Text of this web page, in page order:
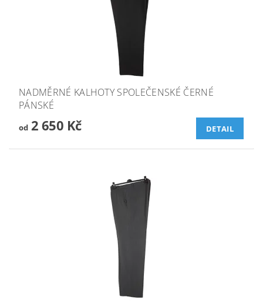
NADMĚRNÉ KALHOTY SPOLEČENSKÉ ČERNÉ
PÁNSKÉ
od2 650 Kč DETAIL